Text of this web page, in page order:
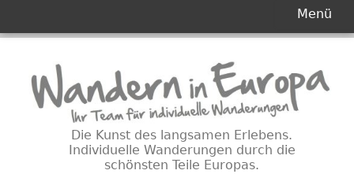
Inhalt
Die Kunst des langsamen Erlebens.
Individuelle Wanderungen durch die
schönsten Teile Europas.
Menü